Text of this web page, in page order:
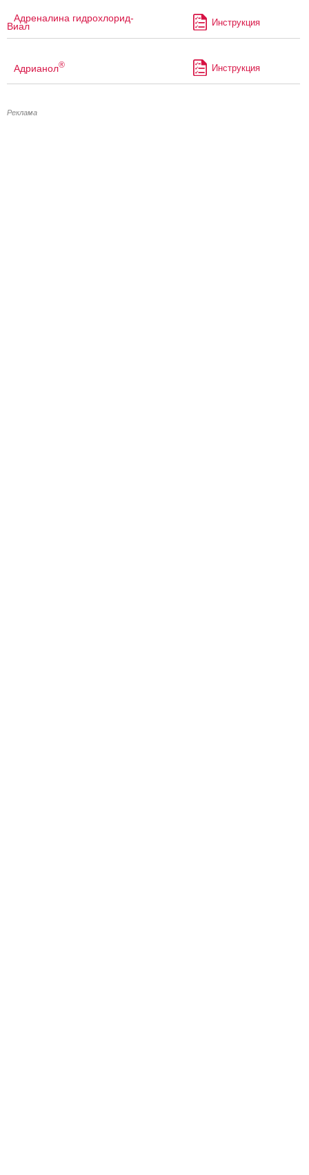
Адреналина гидрохлорид-
Виал Инструкция
Адрианол® Инструкция
Реклама